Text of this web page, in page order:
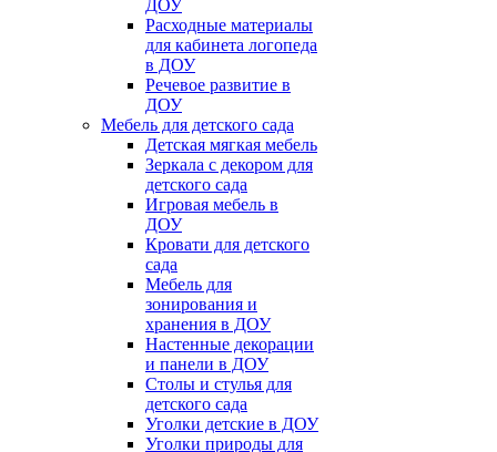
ДОУ
Расходные материалы
для кабинета логопеда
в ДОУ
Речевое развитие в
ДОУ
Мебель для детского сада
Детская мягкая мебель
Зеркала с декором для
детского сада
Игровая мебель в
ДОУ
Кровати для детского
сада
Мебель для
зонирования и
хранения в ДОУ
Настенные декорации
и панели в ДОУ
Столы и стулья для
детского сада
Уголки детские в ДОУ
Уголки природы для